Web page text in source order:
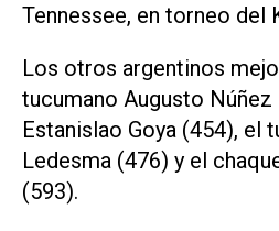
Tennessee, en torneo del
Los otros argentinos
tucumano Augusto
Estanislao Goya (454), el
Ledesma (476) y el
(593).